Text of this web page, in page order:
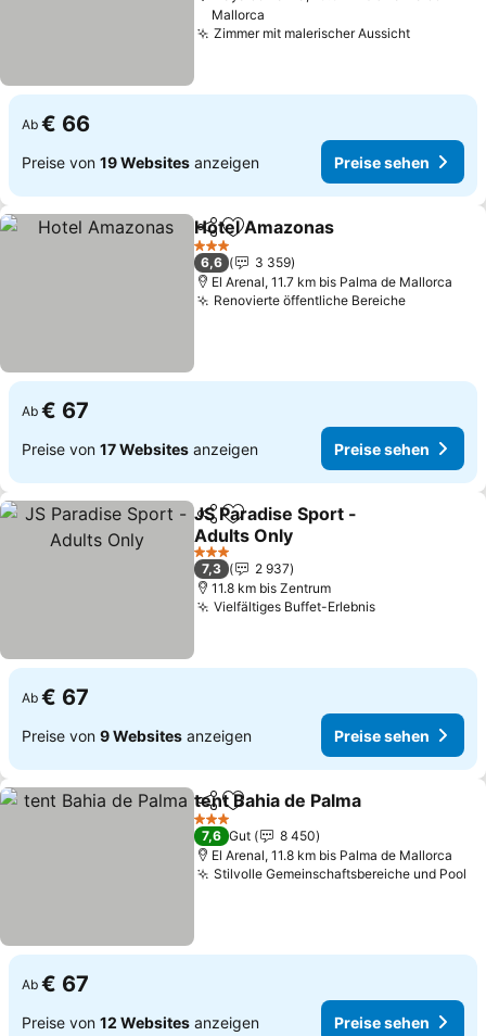
Mallorca
Zimmer mit malerischer AussichtPreise
Ab € 66
Preise von 19 Websites anzeigen Preise sehen
TeilenZu Favoriten hinzufügen
Hotel Amazonas
3 Sterne
6,6
3 359
El Arenal, 11.7 km bis Palma de Mallorca
Renovierte öffentliche BereichePreise
Ab € 67
Preise von 17 Websites anzeigen Preise sehen
TeilenZu Favoriten hinzufügen
JS Paradise Sport -
Adults Only
Preise sehen
3 Sterne
7,3
2 937
11.8 km bis Zentrum
Vielfältiges Buffet-ErlebnisPreise sehen
Ab € 67
Preise von 9 Websites anzeigen Preise sehen
TeilenZu Favoriten hinzufügen
tent Bahia de Palma
3 Sterne
7,6 Gut
8 450
El Arenal, 11.8 km bis Palma de Mallorca
Stilvolle Gemeinschaftsbereiche und Pool
Ab € 67
Preise von 12 Websites anzeigen Preise sehen